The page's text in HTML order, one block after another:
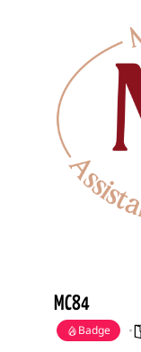
MC84
Badge